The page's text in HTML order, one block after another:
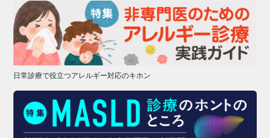
日常診療で役立つアレルギー対応のキホン